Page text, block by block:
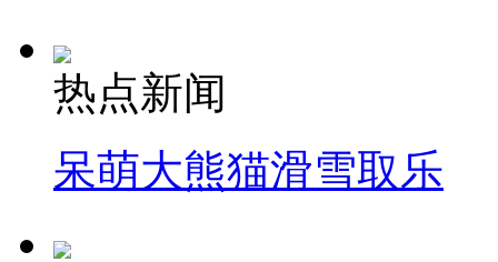
纽约上演“枕头大战”
司机酒驾遇交警 急速倒车逃窜
热点新闻
呆萌大熊猫滑雪取乐